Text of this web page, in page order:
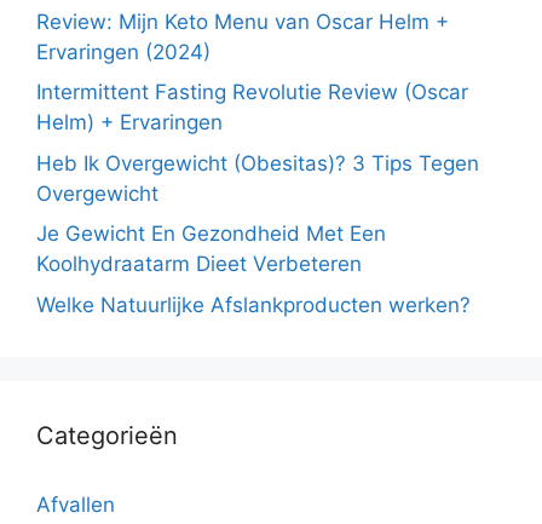
Review: Mijn Keto Menu van Oscar Helm +
Ervaringen (2024)
Intermittent Fasting Revolutie Review (Oscar
Helm) + Ervaringen
Heb Ik Overgewicht (Obesitas)? 3 Tips Tegen
Overgewicht
Je Gewicht En Gezondheid Met Een
Koolhydraatarm Dieet Verbeteren
Welke Natuurlijke Afslankproducten werken?
Categorieën
Afvallen